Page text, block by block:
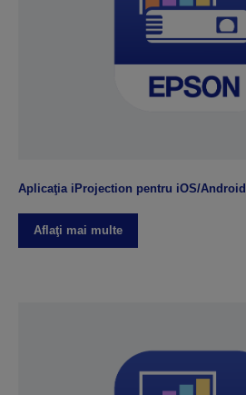
Aplicaţia iProjection pentru iOS/Android
Aflaţi mai multe